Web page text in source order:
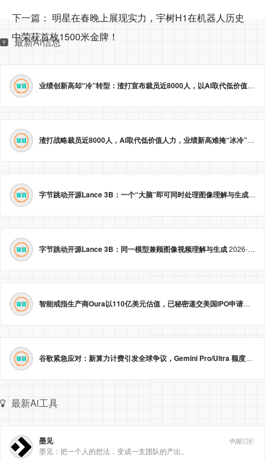
下一篇： 明星在春晚上展现实力，宇树H1在机器人历史
中荣获首枚1500米金牌！
最新Ai信息
业绩创新高却“冷”转型：渣打宣布裁员近8000人，以AI取代低价值岗位
渣打战略裁员近8000人，AI取代低价值人力，业绩新高难掩“冰冷”转型。
字节跳动开源Lance 3B：一个“大脑”即可同时处理图像理解与生成
字节跳动开源Lance 3B：同一模型兼顾图像视频理解与生成2026-05-23 09:09:20
智能戒指生产商Oura以110亿美元估值，已秘密递交美国IPO申请。
谷歌紧急应对：新算力计费引发全球争议，Gemini Pro/Ultra 额度永久提升至3倍！
最新Ai工具
墨见 中国🇨🇳
墨见：把一个人的想法，变成一支团队的产出。